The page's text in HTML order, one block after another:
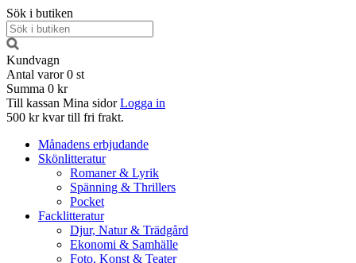
Sök i butiken
Kundvagn
Antal varor 0 st
Summa 0 kr
Till kassan Mina sidor Logga in
500 kr kvar till fri frakt.
Månadens erbjudande
Skönlitteratur
Romaner & Lyrik
Spänning & Thrillers
Pocket
Facklitteratur
Djur, Natur & Trädgård
Ekonomi & Samhälle
Foto, Konst & Teater